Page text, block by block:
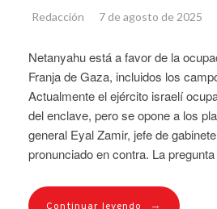
Redacción 7 de agosto de 2025
Netanyahu está a favor de la
Franja de Gaza, incluidos los
Actualmente el ejército israelí
del enclave, pero se opone a los
general Eyal Zamir, jefe de
pronunciado en contra. La
Continuar leyendo →